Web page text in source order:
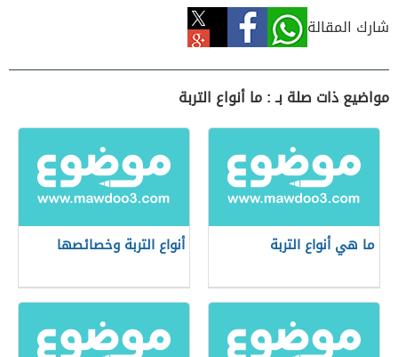
شارك المقالة
مواضيع ذات صلة بـ : ما أنواع التربة
ما هي أنواع التربة أنواع التربة وخصائصها